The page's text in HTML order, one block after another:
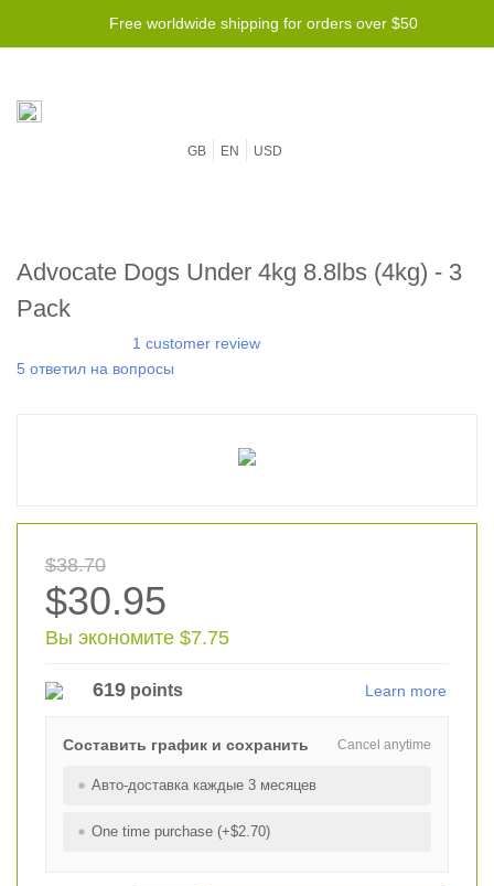
Free worldwide shipping for orders over $50
GB EN USD
Advocate Dogs Under 4kg 8.8lbs (4kg) - 3
Pack
1 customer review
5 ответил на вопросы
$38.70
$30.95
Вы экономите $7.75
619 points Learn more
Cancel anytime
Составить график и сохранить
Авто-доставка каждые 3 месяцев
One time purchase (+$2.70)